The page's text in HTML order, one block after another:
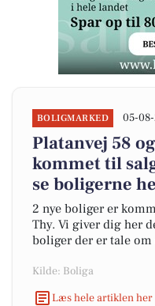
BOLIGMARKED 05-
Platanvej 58
kommet til
se boligerne
2 nye boliger er
Thy. Vi giver dig her
boliger der er tale om
Kilde: Boliga
Læs hele artiklen her